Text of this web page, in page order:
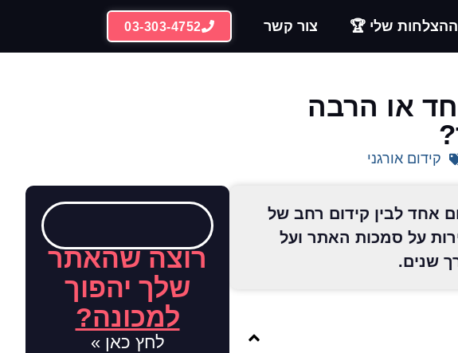
ההצלחות שלי 🏆 צור קשר 03-303-4752
או הרבה
קידום אורגני
אחד לבין קידום רחב של
על סמכות האתר ועל
שנים.
רוצה שהאתר
שלך יהפוך
למכונה?
לחץ כאן »